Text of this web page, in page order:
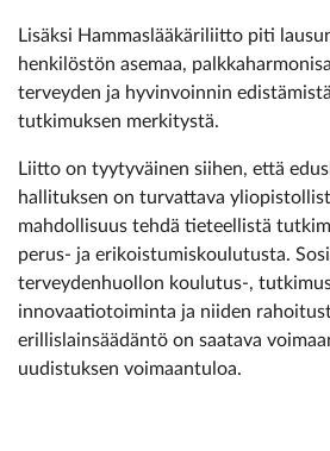
Lisäksi Hammaslääkäriliitto piti
henkilöstön asemaa,
terveyden ja hyvinvoinnin
tutkimuksen merkitystä.
Liitto on tyytyväinen siihen, että
hallituksen on turvattava
mahdollisuus tehdä tieteellistä
perus- ja erikoistumiskoulutusta.
terveydenhuollon koulutus-,
innovaatiotoiminta ja niiden
erillislainsäädäntö on saatava
uudistuksen voimaantuloa.